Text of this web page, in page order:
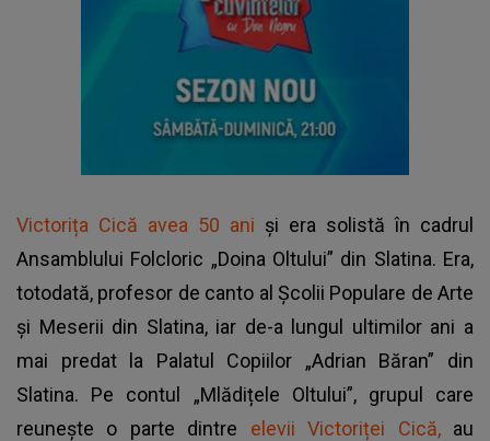
Victorița Cică avea 50 ani și era solistă în cadrul
Ansamblului Folcloric „Doina Oltului” din Slatina. Era,
totodată, profesor de canto al Școlii Populare de Arte
și Meserii din Slatina, iar de-a lungul ultimilor ani a
mai predat la Palatul Copiilor „Adrian Băran” din
Slatina. Pe contul „Mlădițele Oltului”, grupul care
reunește o parte dintre elevii Victoriței Cică,au